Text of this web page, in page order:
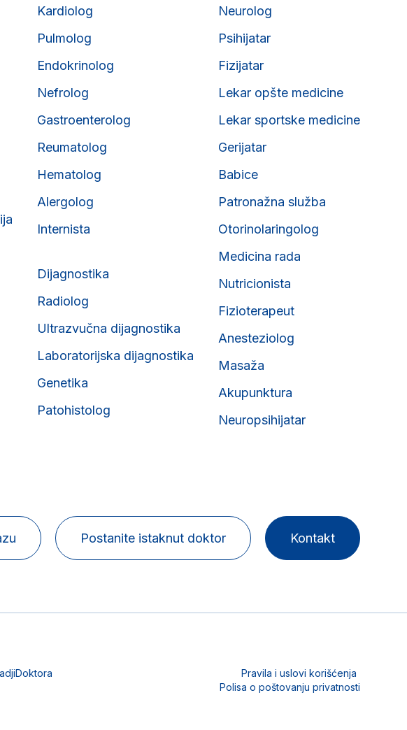
Kardiolog
Pulmolog
Endokrinolog
Nefrolog
Gastroenterolog
Reumatolog
Hematolog
Alergolog
Internista
Dijagnostika
Radiolog
Ultrazvučna dijagnostika
Laboratorijska dijagnostika
Genetika
Patohistolog
Neurolog
Psihijatar
Fizijatar
Lekar opšte medicine
Lekar sportske medicine
Gerijatar
Babice
Patronažna služba
Otorinolaringolog
Medicina rada
Nutricionista
Fizioterapeut
Anesteziolog
Masaža
Akupunktura
Neuropsihijatar
Postanite istaknut doktor Kontakt
Pravila i uslovi korišćenja
Polisa o poštovanju privatnosti